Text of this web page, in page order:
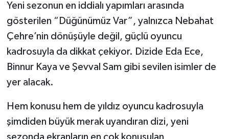
Yeni sezonun en iddialı yapımları arasında
gösterilen “Düğünümüz Var”, yalnızca Nebahat
Çehre’nin dönüşüyle değil, güçlü oyuncu
kadrosuyla da dikkat çekiyor. Dizide Eda Ece,
Binnur Kaya ve Şevval Sam gibi sevilen isimler de
yer alacak.
Hem konusu hem de yıldız oyuncu kadrosuyla
şimdiden büyük merak uyandıran dizi, yeni